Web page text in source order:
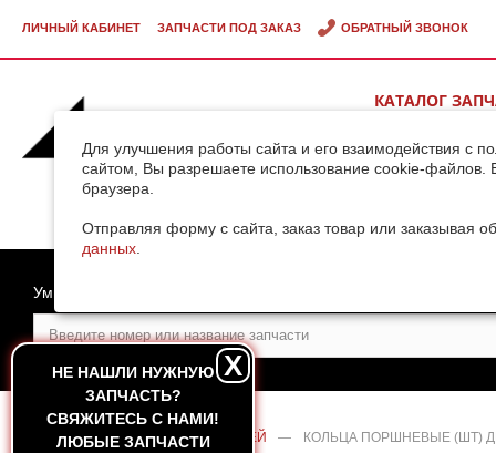
Для улучшения работы сайта и его взаимодействия с
сайтом, Вы разрешаете использование cookie-файлов.
браузера.
Отправляя форму с сайта, заказ товар или заказывая
данных
ЛИЧНЫЙ КАБИНЕТ ЗАПЧАСТИ ПОД ЗАКАЗ ОБРАТНЫЙ ЗВОНОК
КАТАЛОГ
НЕ НАШЛИ НУЖНУЮ
ЗАПЧАСТЬ?
CВЯЖИТЕСЬ С НАМИ!
ЛЮБЫЕ ЗАПЧАСТИ
X
Умный поиск
ГЛАВНАЯ — КАТАЛОГ ЗАПЧАСТЕЙ — КОЛЬЦА ПОРШНЕВЫЕ (ШТ)